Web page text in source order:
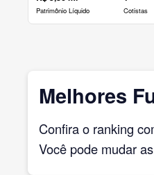
Patrimônio Líquido Cotistas
Melhores
Confira o ranking
Você pode mudar